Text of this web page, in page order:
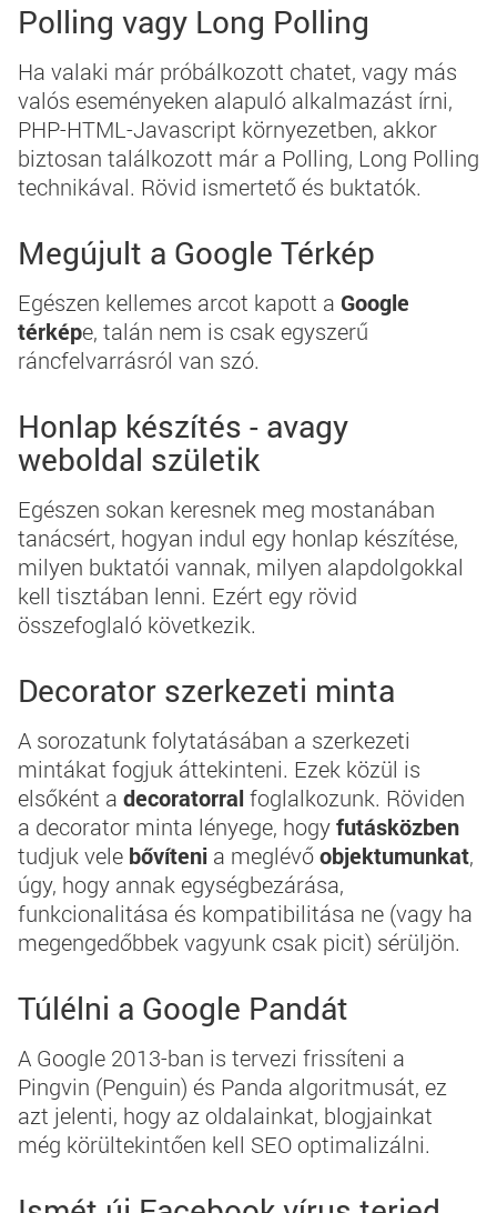
Polling vagy Long Polling
Ha valaki már próbálkozott chatet, vagy más
valós eseményeken alapuló alkalmazást írni,
PHP-HTML-Javascript környezetben, akkor
biztosan találkozott már a Polling, Long Polling
technikával. Rövid ismertető és buktatók.
Megújult a Google Térkép
Egészen kellemes arcot kapott a Google
térképe, talán nem is csak egyszerű
ráncfelvarrásról van szó.
Honlap készítés - avagy
weboldal születik
Egészen sokan keresnek meg mostanában
tanácsért, hogyan indul egy honlap készítése,
milyen buktatói vannak, milyen alapdolgokkal
kell tisztában lenni. Ezért egy rövid
összefoglaló következik.
Decorator szerkezeti minta
A sorozatunk folytatásában a szerkezeti
mintákat fogjuk áttekinteni. Ezek közül is
elsőként a decoratorral foglalkozunk. Röviden
a decorator minta lényege, hogyfutásközben
tudjuk vele bővíteni a meglévőobjektumunkat,
úgy, hogy annak egységbezárása,
funkcionalitása és kompatibilitása ne (vagy ha
megengedőbbek vagyunk csak picit) sérüljön.
Túlélni a Google Pandát
A Google 2013-ban is tervezi frissíteni a
Pingvin (Penguin) és Panda algoritmusát, ez
azt jelenti, hogy az oldalainkat, blogjainkat
még körültekintően kell SEO optimalizálni.